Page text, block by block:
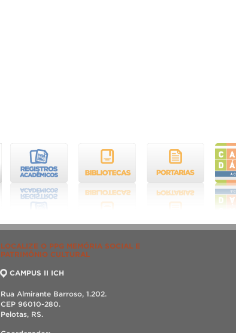
LOCALIZE O PPG MEMÓRIA SOCIAL E
PATRIMÔNIO CULTURAL
CAMPUS II ICH
Rua Almirante Barroso, 1.202.
CEP 96010-280.
Pelotas, RS.